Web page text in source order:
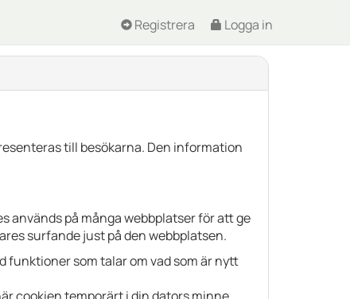
Registrera Logga in
till besökarna. Den information
används på många webbplatser för att ge
surfande just på den webbplatsen.
funktioner som talar om vad som är nytt